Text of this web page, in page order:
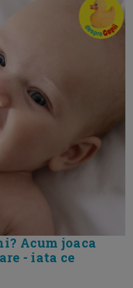
Acum joaca
- iata ce